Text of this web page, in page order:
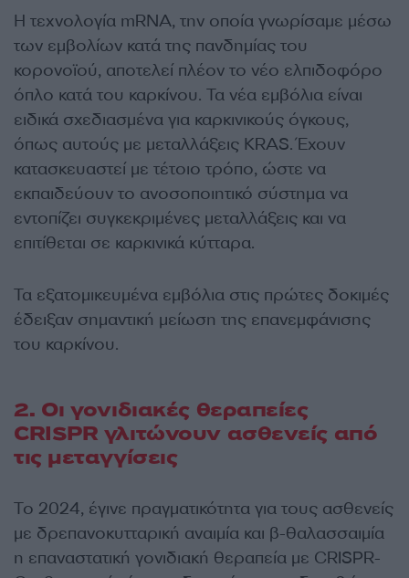
Η τεχνολογία mRNA, την οποία γνωρίσαμε μέσω
των εμβολίων κατά της πανδημίας του
κορονοϊού, αποτελεί πλέον το νέο ελπιδοφόρο
όπλο κατά του καρκίνου. Τα νέα εμβόλια είναι
ειδικά σχεδιασμένα για καρκινικούς όγκους,
όπως αυτούς με μεταλλάξεις KRAS. Έχουν
κατασκευαστεί με τέτοιο τρόπο, ώστε να
εκπαιδεύουν το ανοσοποιητικό σύστημα να
εντοπίζει συγκεκριμένες μεταλλάξεις και να
επιτίθεται σε καρκινικά κύτταρα.
Τα εξατομικευμένα εμβόλια στις πρώτες δοκιμές
έδειξαν σημαντική μείωση της επανεμφάνισης
του καρκίνου.
2. Οι γονιδιακές θεραπείες
CRISPR γλιτώνουν ασθενείς από
τις μεταγγίσεις
Το 2024, έγινε πραγματικότητα για τους ασθενείς
με δρεπανοκυτταρική αναιμία και β-θαλασσαιμία
η επαναστατική γονιδιακή θεραπεία με CRISPR-